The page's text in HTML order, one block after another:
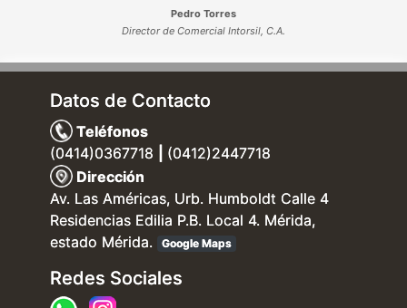
Pedro Torres
Director de Comercial Intorsil, C.A.
Datos de Contacto
Teléfonos
(0414)0367718
(0412)2447718
Dirección
Av. Las Américas, Urb. Humboldt Calle 4
Residencias Edilia P.B. Local 4. Mérida,
estado Mérida.
Google Maps
Redes Sociales